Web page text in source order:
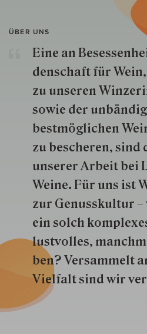
ÜBER UNS
Eine an
den­schaft für
zu unseren
so­wie der
best­mög­lich­en
zu besche­ren, sind
unserer Arbeit bei
Weine. Für uns ist
zur Genuss­kultur –
ein solch
lustvolles,
ben? Versammelt
Vielfalt sind wir